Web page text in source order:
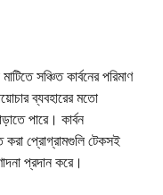
সঞ্চিত কার্বনের পরিমাণ
ব্যবহারের মতো
পারে। কার্বন
প্রোগ্রামগুলি টেকসই
প্রদান করে।